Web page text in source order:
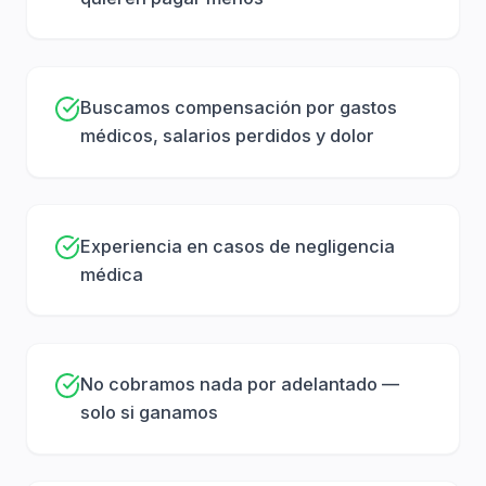
negligentes golpean a peatones en cruces y
apartamentos, estacionamientos y propiedades
públicas.
Lesiones catastróficas
Muerte por negligencia: cuando la negligencia
de alguien causa la pérdida de un ser querido.
Buscamos compensación por gastos
médicos, salarios perdidos y dolor
Experiencia en casos de negligencia
médica
No cobramos nada por adelantado —
solo si ganamos